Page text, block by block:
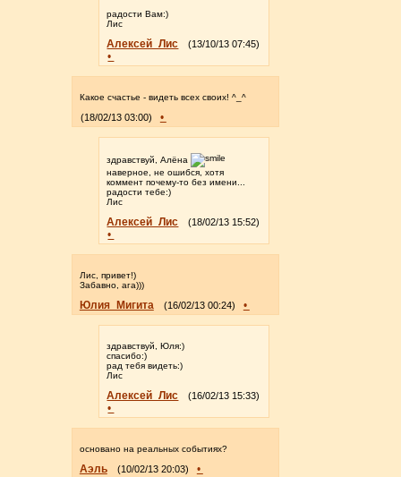
радости Вам:)
Лис
Алексей_Лис (13/10/13 07:45)
•
Какое счастье - видеть всех своих! ^_^
(18/02/13 03:00) •
здравствуй, Алёна
наверное, не ошибся, хотя
коммент почему-то без имени...
радости тебе:)
Лис
Алексей_Лис (18/02/13 15:52)
•
Лис, привет!)
Забавно, ага)))
Юлия_Мигита (16/02/13 00:24) •
здравствуй, Юля:)
спасибо:)
рад тебя видеть:)
Лис
Алексей_Лис (16/02/13 15:33)
•
основано на реальных событиях?
Аэль (10/02/13 20:03) •